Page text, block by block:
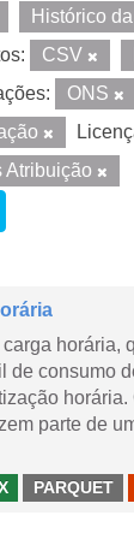
Histórico
CSV
ONS
Atribuição
horária,
de consumo
horária.
parte de
PARQUET